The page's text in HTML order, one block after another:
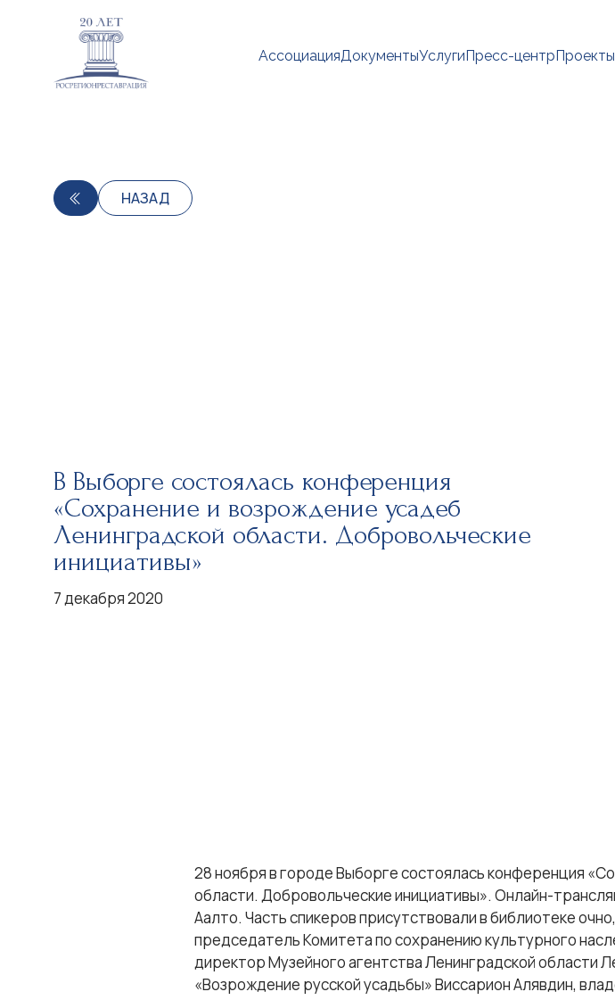
АссоциацияДокументыУслугиПресс-центрПроекты
НАЗАД
В Выборге состоялась конференция
«Сохранение и возрождение усадеб
Ленинградской области. Добровольческие
инициативы»
7 декабря 2020
28 ноября в городе Выборге состоялась конференция
области. Добровольческие инициативы». Онлайн-
Аалто. Часть спикеров присутствовали в библиотеке
председатель Комитета по сохранению культурного
директор Музейного агентства Ленинградской области
«Возрождение русской усадьбы» Виссарион Алявдин,